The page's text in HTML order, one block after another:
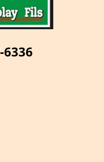
6336